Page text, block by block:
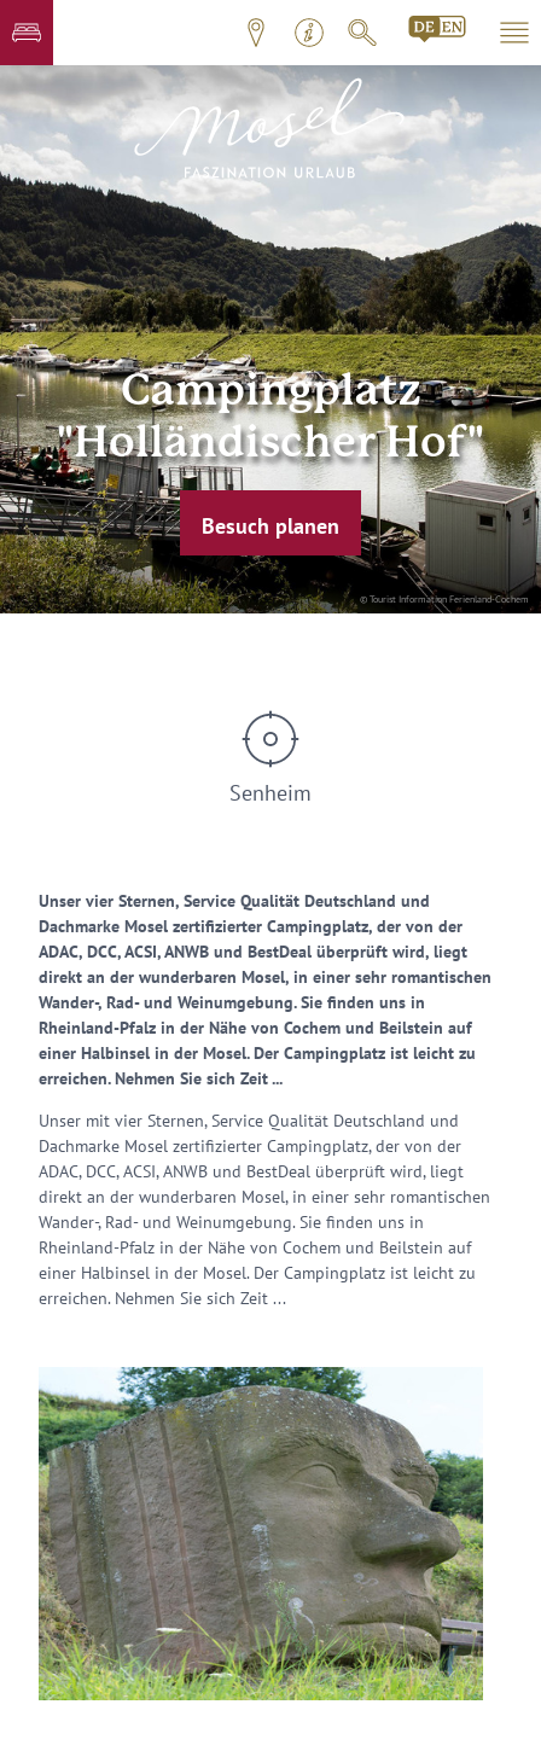
© Tourist Information Ferienland-Cochem
Campingplatz
"Holländischer Hof"
Besuch planen
Senheim
Unser vier Sternen, Service Qualität Deutschland und
Dachmarke Mosel zertifizierter Campingplatz, der von der
ADAC, DCC, ACSI, ANWB und BestDeal überprüft wird, liegt
direkt an der wunderbaren Mosel, in einer sehr romantischen
Wander-, Rad- und Weinumgebung. Sie finden uns in
Rheinland-Pfalz in der Nähe von Cochem und Beilstein auf
einer Halbinsel in der Mosel. Der Campingplatz ist leicht zu
erreichen. Nehmen Sie sich Zeit ...
Unser mit vier Sternen, Service Qualität Deutschland und
Dachmarke Mosel zertifizierter Campingplatz, der von der
ADAC, DCC, ACSI, ANWB und BestDeal überprüft wird, liegt
direkt an der wunderbaren Mosel, in einer sehr romantischen
Wander-, Rad- und Weinumgebung. Sie finden uns in
Rheinland-Pfalz in der Nähe von Cochem und Beilstein auf
einer Halbinsel in der Mosel. Der Campingplatz ist leicht zu
erreichen. Nehmen Sie sich Zeit ...